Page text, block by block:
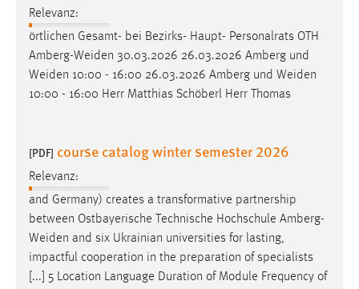
Relevanz:
örtlichen Gesamt- bei Bezirks- Haupt- Personalrats OTH
Amberg-Weiden 30.03.2026 26.03.2026 Amberg und
Weiden 10:00 - 16:00 26.03.2026 Amberg und Weiden
10:00 - 16:00 Herr Matthias Schöberl Herr Thomas
[PDF] course catalog winter semester 2026
Relevanz:
and Germany) creates a transformative partnership
between Ostbayerische Technische Hochschule Amberg-
Weiden and six Ukrainian universities for lasting,
impactful cooperation in the preparation of specialists
[...] 5 Location Language Duration of Module Frequency of